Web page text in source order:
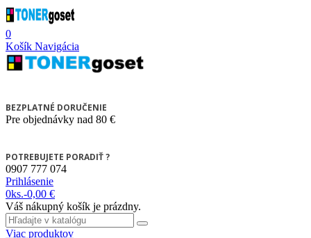
0
Košík Navigácia
BEZPLATNÉ DORUČENIE
Pre objednávky nad 80 €
POTREBUJETE PORADIŤ ?
0907 777 074
Prihlásenie
0ks.-0,00 €
Váš nákupný košík je prázdny.
Viac produktov